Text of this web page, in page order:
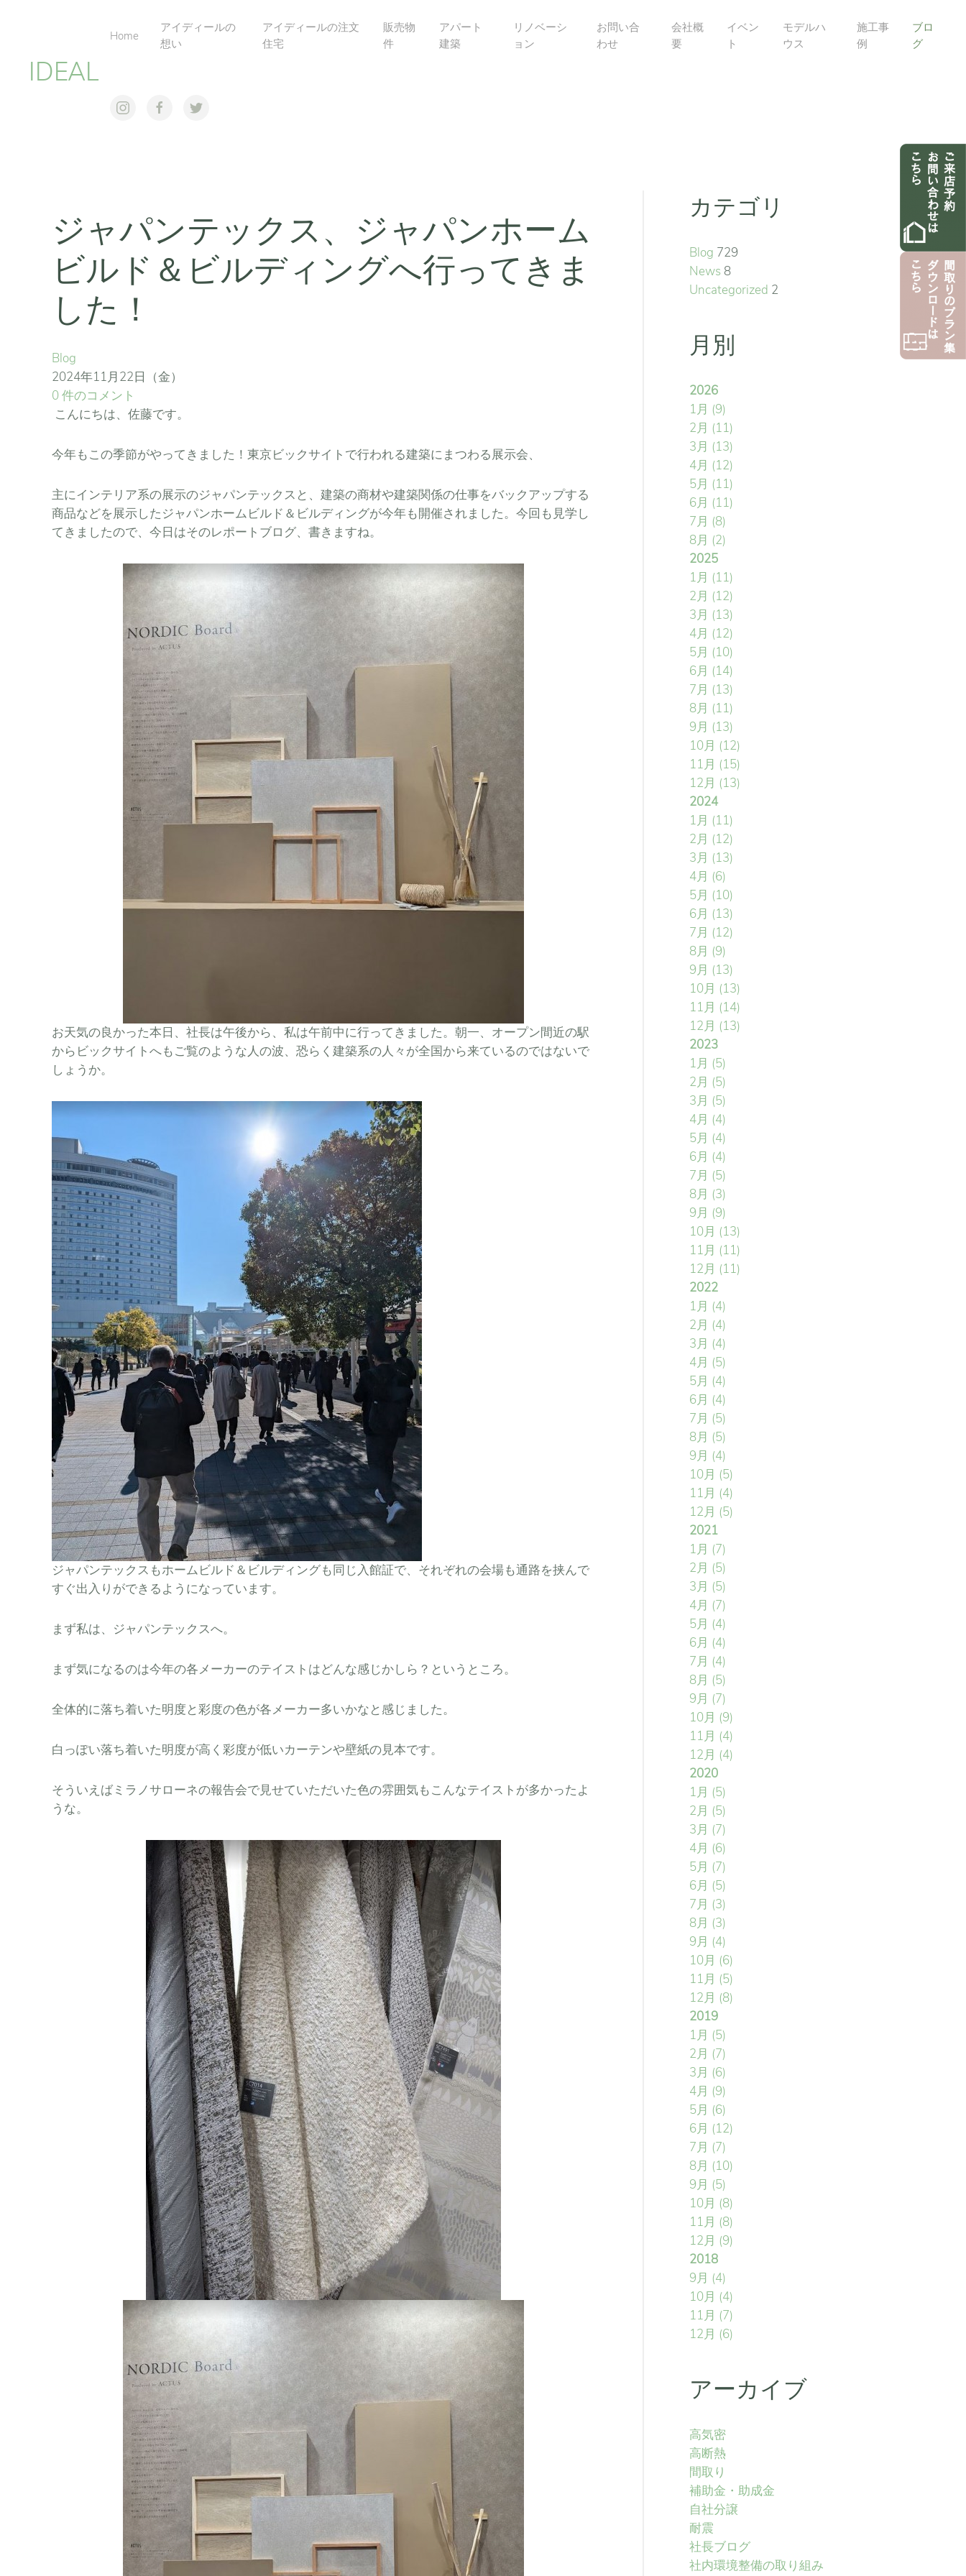
IDEAL
Home
アイディールの
想い
アイディールの注文
住宅
販売物
件
アパート
建築
リノベーシ
ョン
お問い合
わせ
会社概
要
イベン
ト
モデルハ
ウス
施工事
例
ブロ
グ
ジャパンテックス、ジャパンホーム
ビルド＆ビルディングへ行ってきま
した！
Blog
2024年11月22日（金）
0 件のコメント
こんにちは、佐藤です。
今年もこの季節がやってきました！東京ビックサイトで行われる建築にまつわる展示会、
主にインテリア系の展示のジャパンテックスと、建築の商材や建築関係の仕事をバックアップする
商品などを展示したジャパンホームビルド＆ビルディングが今年も開催されました。今回も見学し
てきましたので、今日はそのレポートブログ、書きますね。
お天気の良かった本日、社長は午後から、私は午前中に行ってきました。朝一、オープン間近の駅
からビックサイトへもご覧のような人の波、恐らく建築系の人々が全国から来ているのではないで
しょうか。
ジャパンテックスもホームビルド＆ビルディングも同じ入館証で、それぞれの会場も通路を挟んで
すぐ出入りができるようになっています。
まず私は、ジャパンテックスへ。
まず気になるのは今年の各メーカーのテイストはどんな感じかしら？というところ。
全体的に落ち着いた明度と彩度の色が各メーカー多いかなと感じました。
白っぽい落ち着いた明度が高く彩度が低いカーテンや壁紙の見本です。
そういえばミラノサローネの報告会で見せていただいた色の雰囲気もこんなテイストが多かったよ
うな。
カテゴリ
Blog 729
News 8
Uncategorized 2
月別
2026
1月 (9)
2月 (11)
3月 (13)
4月 (12)
5月 (11)
6月 (11)
7月 (8)
8月 (2)
2025
1月 (11)
2月 (12)
3月 (13)
4月 (12)
5月 (10)
6月 (14)
7月 (13)
8月 (11)
9月 (13)
10月 (12)
11月 (15)
12月 (13)
2024
1月 (11)
2月 (12)
3月 (13)
4月 (6)
5月 (10)
6月 (13)
7月 (12)
8月 (9)
9月 (13)
10月 (13)
11月 (14)
12月 (13)
2023
1月 (5)
2月 (5)
3月 (5)
4月 (4)
5月 (4)
6月 (4)
7月 (5)
8月 (3)
9月 (9)
10月 (13)
11月 (11)
12月 (11)
2022
1月 (4)
2月 (4)
3月 (4)
4月 (5)
5月 (4)
6月 (4)
7月 (5)
8月 (5)
9月 (4)
10月 (5)
11月 (4)
12月 (5)
2021
1月 (7)
2月 (5)
3月 (5)
4月 (7)
5月 (4)
6月 (4)
7月 (4)
8月 (5)
9月 (7)
10月 (9)
11月 (4)
12月 (4)
2020
1月 (5)
2月 (5)
3月 (7)
4月 (6)
5月 (7)
6月 (5)
7月 (3)
8月 (3)
9月 (4)
10月 (6)
11月 (5)
12月 (8)
2019
1月 (5)
2月 (7)
3月 (6)
4月 (9)
5月 (6)
6月 (12)
7月 (7)
8月 (10)
9月 (5)
10月 (8)
11月 (8)
12月 (9)
2018
9月 (4)
10月 (4)
11月 (7)
12月 (6)
アーカイブ
高気密
高断熱
間取り
補助金・助成金
自社分譲
耐震
社長ブログ
社内環境整備の取り組み